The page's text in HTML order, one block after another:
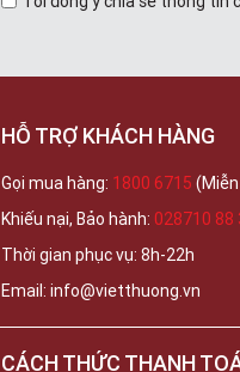
HỖ TRỢ KHÁCH HÀNG
Gọi mua hàng: 1800 6715
Khiếu nại, Bảo hành: 028710 88
Thời gian phục vụ: 8h-22h
Email: info@vietthuong.vn
CÁCH THỨC THANH